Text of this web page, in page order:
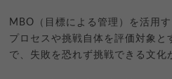
MBO（目標による管理）を活用
プロセスや挑戦自体を評価対象と
で、失敗を恐れず挑戦できる文化